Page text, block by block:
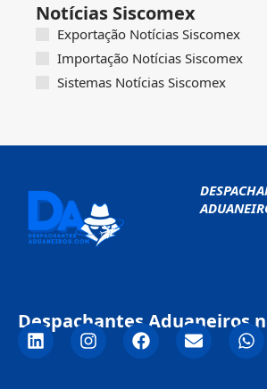
Notícias Siscomex
Exportação Notícias Siscomex
Importação Notícias Siscomex
Sistemas Notícias Siscomex
Despachantes Aduaneiros